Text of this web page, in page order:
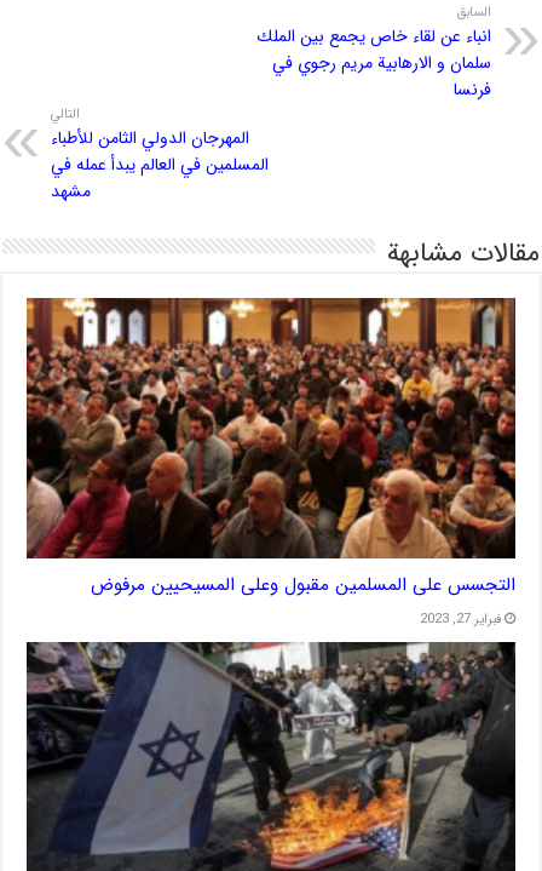
السابق
انباء عن لقاء خاص یجمع بین الملك
سلمان و الارهابية مريم رجوي في
فرنسا
التالي
المهرجان الدولي الثامن للأطباء
المسلمين في العالم يبدأ عمله في
مشهد
مقالات مشابهة
التجسس على المسلمين مقبول وعلى المسيحيين مرفوض
فبراير 27, 2023